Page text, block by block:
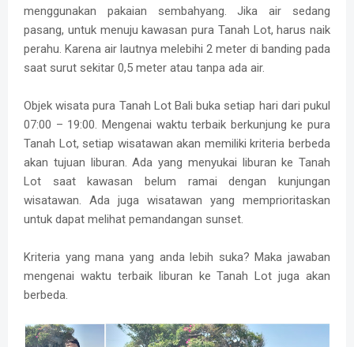
menggunakan pakaian sembahyang. Jika air sedang
pasang, untuk menuju kawasan pura Tanah Lot, harus naik
perahu. Karena air lautnya melebihi 2 meter di banding pada
saat surut sekitar 0,5 meter atau tanpa ada air.
Objek wisata pura Tanah Lot Bali buka setiap hari dari pukul
07:00 – 19:00. Mengenai waktu terbaik berkunjung ke pura
Tanah Lot, setiap wisatawan akan memiliki kriteria berbeda
akan tujuan liburan. Ada yang menyukai liburan ke Tanah
Lot saat kawasan belum ramai dengan kunjungan
wisatawan. Ada juga wisatawan yang memprioritaskan
untuk dapat melihat pemandangan sunset.
Kriteria yang mana yang anda lebih suka? Maka jawaban
mengenai waktu terbaik liburan ke Tanah Lot juga akan
berbeda.